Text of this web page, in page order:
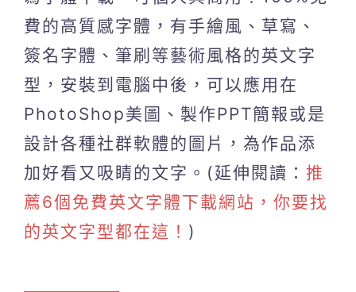
費的高質感字體，有手繪風、草寫、
簽名字體、筆刷等藝術風格的英文字
型，安裝到電腦中後，可以應用在
PhotoShop美圖、製作PPT簡報或是
設計各種社群軟體的圖片，為作品添
加好看又吸睛的文字。(延伸閱讀： 推
薦6個免費英文字體下載網站，你要找
的英文字型都在這！ )